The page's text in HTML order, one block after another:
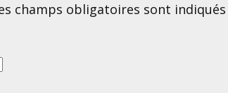
champs obligatoires sont indiqués